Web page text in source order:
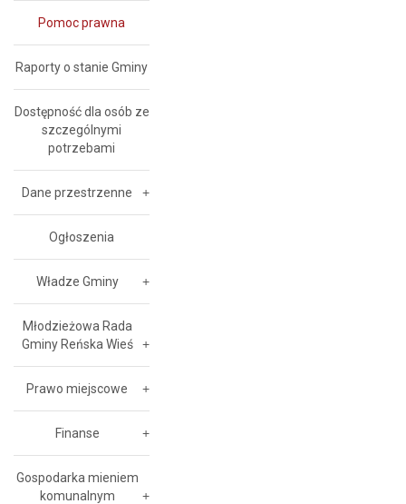
Pomoc prawna
Raporty o stanie Gminy
Dostępność dla osób ze
szczególnymi
potrzebami
Dane przestrzenne
Ogłoszenia
Władze Gminy
Młodzieżowa Rada
Gminy Reńska Wieś
Prawo miejscowe
Finanse
Gospodarka mieniem
komunalnym